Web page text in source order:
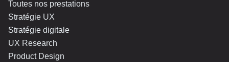
Toutes nos prestations
Stratégie UX
Stratégie digitale
UX Research
Product Design